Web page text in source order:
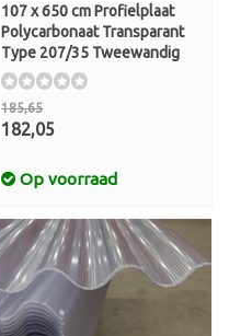
107 x 650 cm Profielplaat
Polycarbonaat Transparant
Type 207/35 Tweewandig
185,65
182,05
Op voorraad